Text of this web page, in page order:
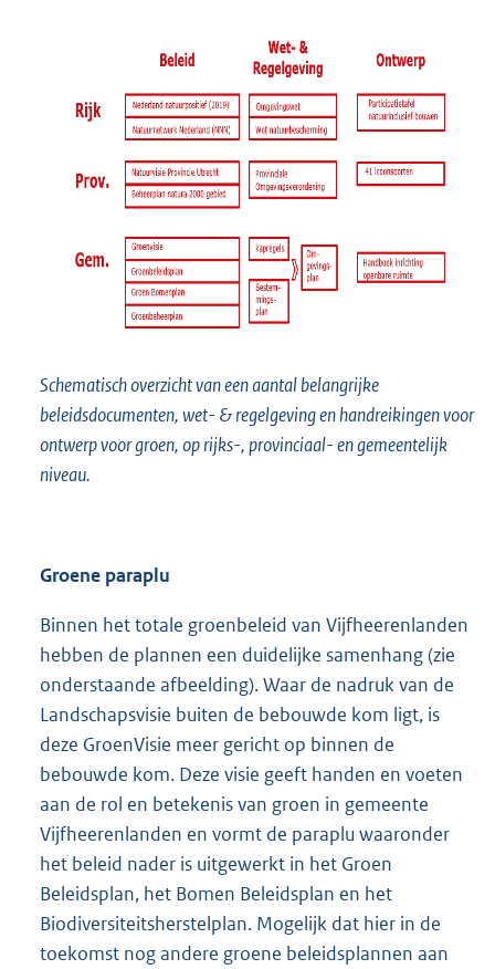
Schematisch overzicht van een aantal belangrijke
beleidsdocumenten, wet- & regelgeving en handreikingen voor
ontwerp voor groen, op rijks-, provinciaal- en gemeentelijk
niveau.
Groene paraplu
Binnen het totale groenbeleid van Vijfheerenlanden
hebben de plannen een duidelijke samenhang (zie
onderstaande afbeelding). Waar de nadruk van de
Landschapsvisie buiten de bebouwde kom ligt, is
deze GroenVisie meer gericht op binnen de
bebouwde kom. Deze visie geeft handen en voeten
aan de rol en betekenis van groen in gemeente
Vijfheerenlanden en vormt de paraplu waaronder
het beleid nader is uitgewerkt in het Groen
Beleidsplan, het Bomen Beleidsplan en het
Biodiversiteitsherstelplan. Mogelijk dat hier in de
toekomst nog andere groene beleidsplannen aan